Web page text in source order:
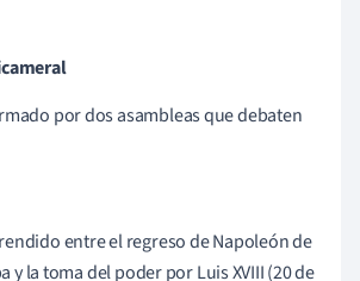
por dos asambleas que debaten
entre el regreso de Napoleón de
y la toma del poder por Luis XVIII (20 de